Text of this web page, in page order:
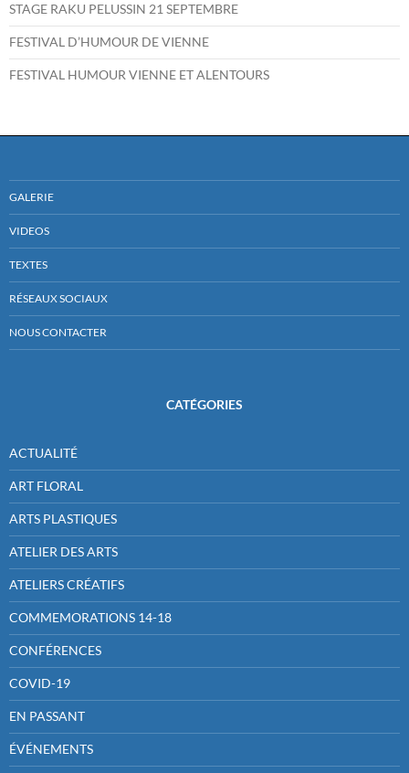
STAGE RAKU PELUSSIN 21 SEPTEMBRE
FESTIVAL D’HUMOUR DE VIENNE
FESTIVAL HUMOUR VIENNE ET ALENTOURS
GALERIE
VIDEOS
TEXTES
RÉSEAUX SOCIAUX
NOUS CONTACTER
CATÉGORIES
ACTUALITÉ
ART FLORAL
ARTS PLASTIQUES
ATELIER DES ARTS
ATELIERS CRÉATIFS
COMMEMORATIONS 14-18
CONFÉRENCES
COVID-19
EN PASSANT
ÉVÉNEMENTS